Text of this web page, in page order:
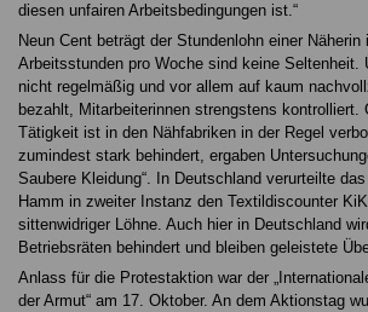
diesen unfairen Arbeitsbedingungen ist.“
Neun Cent beträgt der Stundenlohn einer
Arbeitsstunden pro Woche sind keine Seltenheit.
nicht regelmäßig und vor allem auf kaum
bezahlt, Mitarbeiterinnen strengstens kontrolliert.
Tätigkeit ist in den Nähfabriken in der Regel
zumindest stark behindert, ergaben
Saubere Kleidung“. In Deutschland verurteilte
Hamm in zweiter Instanz den Textildiscounter
sittenwidriger Löhne. Auch hier in Deutschland
Betriebsräten behindert und bleiben geleistete
Anlass für die Protestaktion war der
der Armut“ am 17. Oktober. An dem Aktionstag